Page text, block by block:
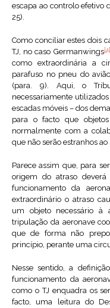
escapa ao controlo efetivo
25).
Como conciliar estes dois
TJ, no caso Germanwings[4]
como extraordinária a
parafuso no pneu do
(para. 9). Aqui, o
necessariamente
escadas móveis – dos
para o facto que
normalmente com a
que não serão estranhos
Parece assim que, para
origem do atraso deverá
funcionamento da
extraordinário o atraso
um objeto necessário à
tripulação da aeronave
que de forma não
princípio, perante uma
Nesse sentido, a
funcionamento da
como o TJ enquadra os
facto, uma leitura do